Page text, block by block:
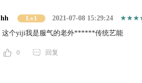
hh Lv1
2021-07-08 15:29:24
这个yiji我是服气的老外******传统艺能
0 回复